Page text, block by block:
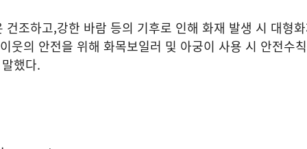
건조하고,강한 바람 등의 기후로 인해 화재 발생 시 대형
웃의 안전을 위해 화목보일러 및 아궁이 사용 시 안전수
했다.